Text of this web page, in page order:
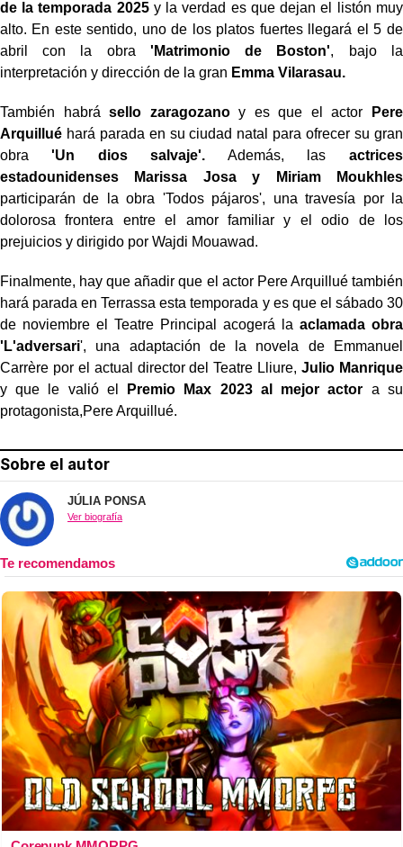
de la temporada 2025y la verdad es que dejan el listón muy
alto. En este sentido, uno de los platos fuertes llegará el 5 de
abril con la obra 'Matrimonio de Boston', bajo la
interpretación y dirección de la gran Emma Vilarasau.
También habrásello zaragozanoy es que el actor
Pere
Arquillué hará parada en su ciudad natal para ofrecer su gran
obra 'Un dios salvaje'. Además, las actrices
estadounidenses
Marissa Josay Miriam
Moukhles
participarán de la obra 'Todos pájaros', una travesía por la
dolorosa frontera entre el amor familiar y el odio de los
prejuicios y dirigido por Wajdi Mouawad.
Finalmente, hay que añadir que el actor Pere Arquillué también
hará parada en Terrassa esta temporada y es que el sábado 30
de noviembre el Teatre Principal acogerá la aclamada obra
'L'adversari', una adaptación de la novela de Emmanuel
Carrère por el actual director del Teatre Lliure,Julio Manrique
y que le valió el
Premio Max 2023 al mejor actor a su
protagonista,Pere Arquillué.
Sobre el autor
JÚLIA PONSA
Ver biografía